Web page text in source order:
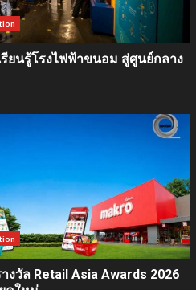
รียนรู้โรงไฟฟ้าขนอม สู่ศูนย์กลาง
งวัล Retail Asia Awards 2026